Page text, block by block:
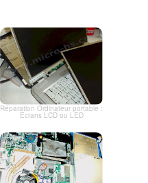
Réparation Ordinateur portable :
Ecrans LCD ou LED